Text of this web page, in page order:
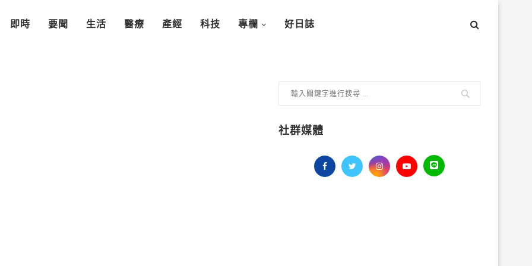
即時 要聞 生活 醫療 產經 科技 專欄 好日誌
社群媒體